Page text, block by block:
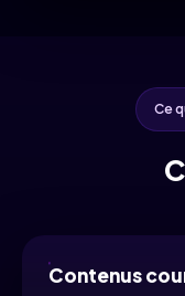
Ce
Contenus